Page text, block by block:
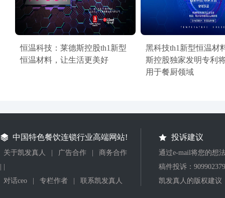
恒温科技：莱德斯控股th1新型
恒温材料，让生活更美好
黑科技th1新型恒温材
斯控股独家发明专利
用于餐厨领域
中国特色餐饮连锁行业高端网站!
关于凯发真人 广告合作
商务合作
对话ceo
专栏作者 联系凯发真人
投诉建议
通过e-mail将您的想
稿件投诉：
凯发真人的版权建议